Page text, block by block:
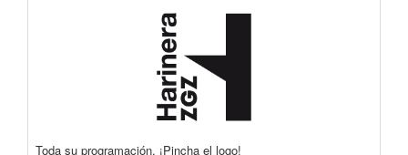
Toda su programación. ¡Pincha el logo!